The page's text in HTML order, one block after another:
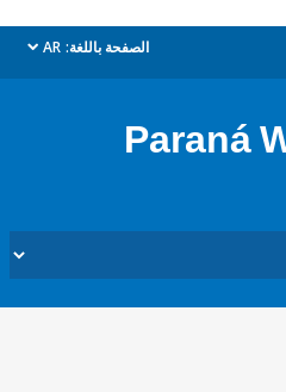
الصفحة باللغة: AR
dropdown